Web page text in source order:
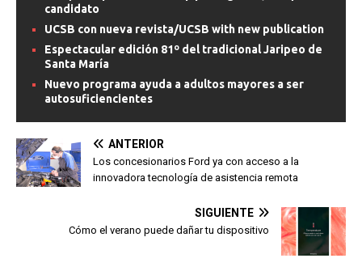
candidato
UCSB con nueva revista/UCSB with new publication
Espectacular edición 81º del tradicional Jaripeo de
Santa María
Nuevo programa ayuda a adultos mayores a ser
autosuficiencientes
ANTERIOR
Los concesionarios Ford ya con acceso a la
innovadora tecnología de asistencia remota
SIGUIENTE
Cómo el verano puede dañar tu dispositivo